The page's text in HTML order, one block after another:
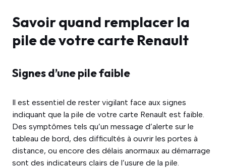
Savoir quand remplacer la
pile de votre carte Renault
Signes d’une pile faible
Il est essentiel de rester vigilant face aux signes
indiquant que la pile de votre carte Renault est faible.
Des symptômes tels qu’un message d’alerte sur le
tableau de bord, des difficultés à ouvrir les portes à
distance, ou encore des délais anormaux au démarrage
sont des indicateurs clairs de l’usure de la pile.